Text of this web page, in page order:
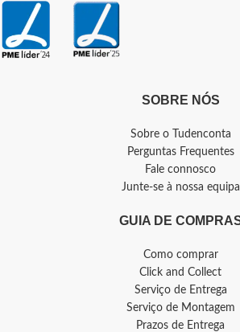
SOBRE NÓS
Sobre o Tudenconta
Perguntas Frequentes
Fale connosco
Junte-se à nossa equipa
GUIA DE
Como comprar
Click and Collect
Serviço de Entrega
Serviço de Montagem
Prazos de Entrega